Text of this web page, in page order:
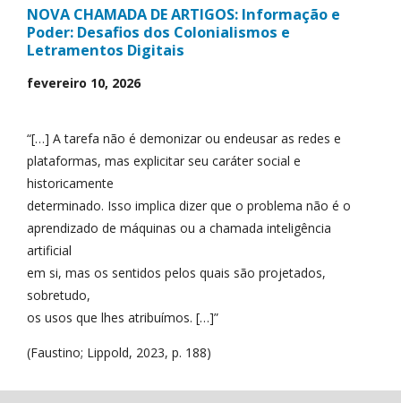
NOVA CHAMADA DE ARTIGOS: Informação e
Poder: Desafios dos Colonialismos e
Letramentos Digitais
fevereiro 10, 2026
“[…] A tarefa não é demonizar ou endeusar as redes e
plataformas, mas explicitar seu caráter social e
historicamente
determinado. Isso implica dizer que o problema não é o
aprendizado de máquinas ou a chamada inteligência
artificial
em si, mas os sentidos pelos quais são projetados,
sobretudo,
os usos que lhes atribuímos. […]”
(Faustino; Lippold, 2023, p. 188)